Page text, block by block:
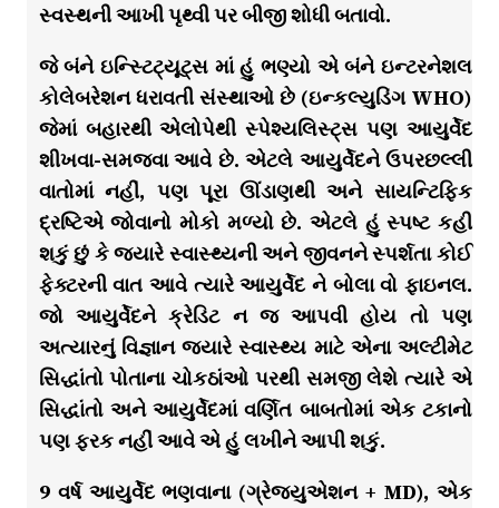
સ્વસ્થની આખી પૃથ્વી પર બીજી શોધી બતાવો.
જે બંને ઇન્સ્ટિટ્યૂટ્સ માં હું ભણ્યો એ બંને ઇન્ટરનેશલ
કોલેબરેશન ધરાવતી સંસ્થાઓ છે (ઇન્કલ્યુડિંગ WHO)
જેમાં બહારથી એલોપેથી સ્પેશ્યલિસ્ટ્સ પણ આયુર્વેદ
શીખવા-સમજવા આવે છે. એટલે આયુર્વેદને ઉપરછલ્લી
વાતોમાં નહીં, પણ પૂરા ઊંડાણથી અને સાયન્ટિફિક
દ્રષ્ટિએ જોવાનો મોકો મળ્યો છે. એટલે હું સ્પષ્ટ કહી
શકું છું કે જ્યારે સ્વાસ્થ્યની અને જીવનને સ્પર્શતા કોઈ
ફેક્ટરની વાત આવે ત્યારે આયુર્વેદ ને બોલા વો ફાઇનલ.
જો આયુર્વેદને ક્રેડિટ ન જ આપવી હોય તો પણ
અત્યારનું વિજ્ઞાન જ્યારે સ્વાસ્થ્ય માટે એના અલ્ટીમેટ
સિદ્ધાંતો પોતાના ચોકઠાંઓ પરથી સમજી લેશે ત્યારે એ
સિદ્ધાંતો અને આયુર્વેદમાં વર્ણિત બાબતોમાં એક ટકાનો
પણ ફરક નહીં આવે એ હું લખીને આપી શકું.
9 વર્ષ આયુર્વેદ ભણવાના (ગ્રેજ્યુએશન + MD), એક